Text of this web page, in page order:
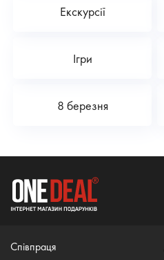
Екскурсії
Ігри
8 березня
Співпраця